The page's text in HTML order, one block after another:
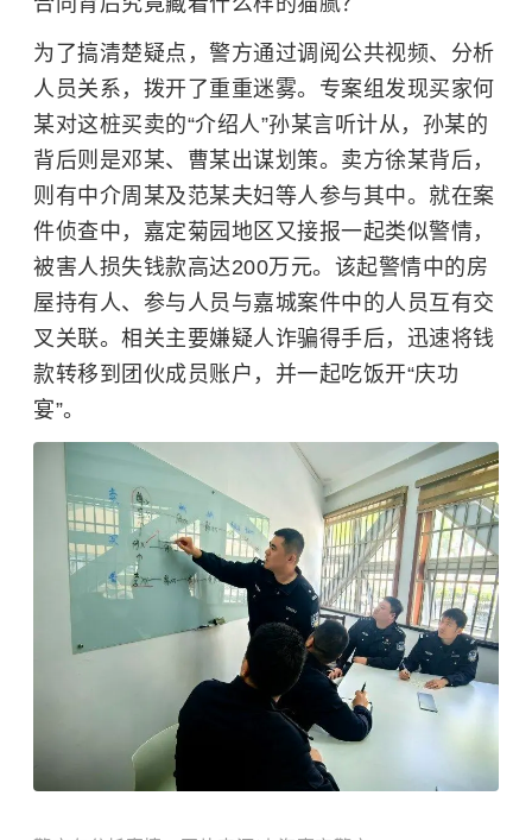
为了搞清楚疑点，警方通过调阅公共视频、分析
人员关系，拨开了重重迷雾。专案组发现买家何
某对这桩买卖的“介绍人”孙某言听计从，孙某的
背后则是邓某、曹某出谋划策。卖方徐某背后，
则有中介周某及范某夫妇等人参与其中。就在案
件侦查中，嘉定菊园地区又接报一起类似警情，
被害人损失钱款高达200万元。该起警情中的房
屋持有人、参与人员与嘉城案件中的人员互有交
叉关联。相关主要嫌疑人诈骗得手后，迅速将钱
款转移到团伙成员账户，并一起吃饭开“庆功
宴”。